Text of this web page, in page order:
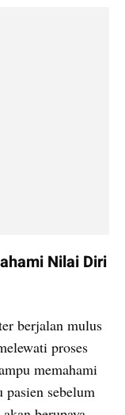
Nilai Diri
berjalan mulus
proses
memahami
pasien sebelum